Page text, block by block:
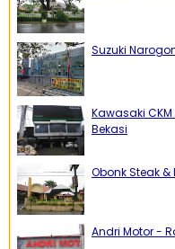
Suzuki
Kawasaki
Bekasi
Obonk Steak
Andri Motor -